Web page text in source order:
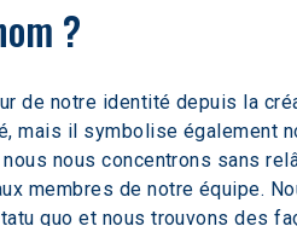
?
de notre identité depuis la
mais il symbolise
nous concentrons sans
membres de notre équipe.
quo et nous trouvons des